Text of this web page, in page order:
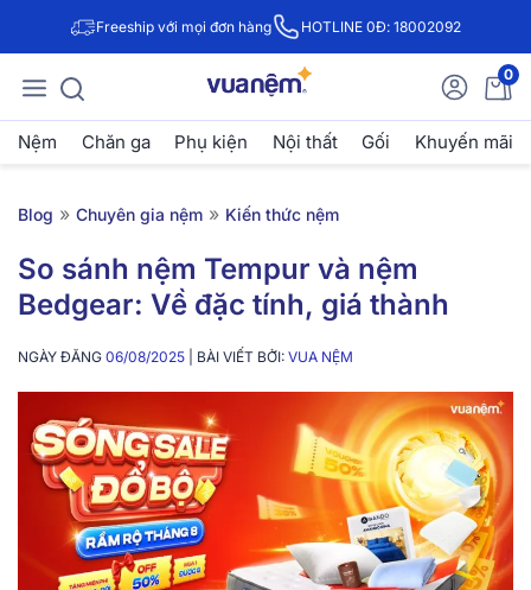
Freeship với mọi đơn hàng HOTLINE 0Đ: 18002092
0
Nệm Chăn ga Phụ kiện Nội thất Gối Khuyến mãi
Blog » Chuyên gia nệm » Kiến thức nệm
So sánh nệm Tempur và nệm
Bedgear: Về đặc tính, giá thành
NGÀY ĐĂNG 06/08/2025 | BÀI VIẾT BỞI: VUA NỆM